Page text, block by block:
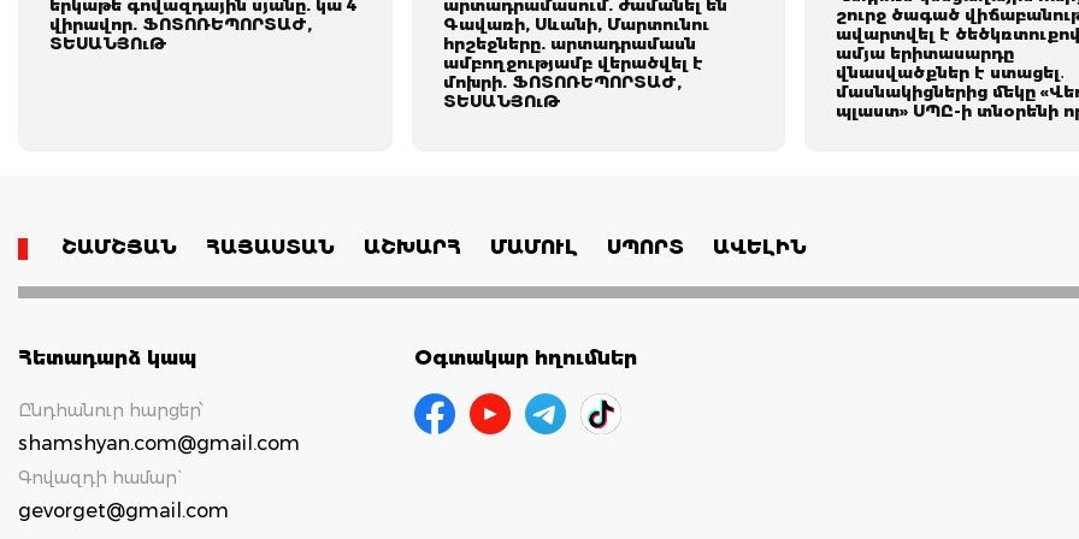
երկաթե գովազդային սյանը. կա 4
վիրավոր. ՖՈՏՈՌԵՊՈՐՏԱԺ,
ՏԵՍԱՆՅՈւԹ
արտադրամասում. ժամանել են
Գավառի, Սևանի, Մարտունու
հրշեջները. արտադրամասն
ամբողջությամբ վերածվել է
մոխրի. ՖՈՏՈՌԵՊՈՐՏԱԺ,
ՏԵՍԱՆՅՈւԹ
շուրջ ծագած
ավարտվել է
ամյա երիտասարդը
վնասվածքներ է ստացել․
մասնակիցներից մեկը
պլաստ» ՍՊԸ-ի տնօրենի
ՇԱՄՇՅԱՆ ՀԱՅԱՍՏԱՆ ԱՇԽԱՐՀ ՄԱՄՈՒԼ ՍՊՈՐՏ ԱՎԵԼԻՆ
Հետադարձ կապ
Ընդհանուր հարցեր՝
shamshyan.com@gmail.com
Գովազդի համար`
gevorget@gmail.com
Օգտակար հղումներ